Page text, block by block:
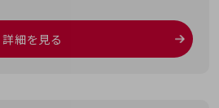
詳細を見る